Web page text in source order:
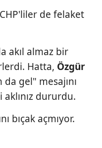
de felaket
akıl almaz bir
Hatta, Özgür
gel" mesajını
dururdu.
bıçak açmıyor.